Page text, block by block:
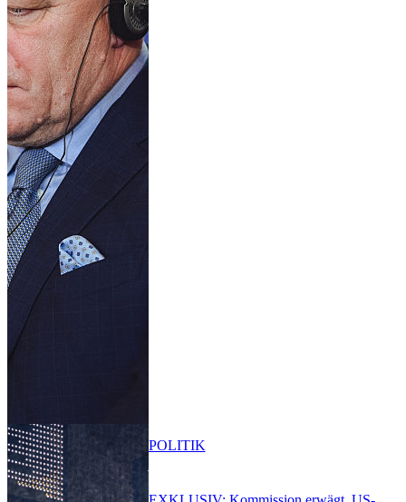
POLITIK